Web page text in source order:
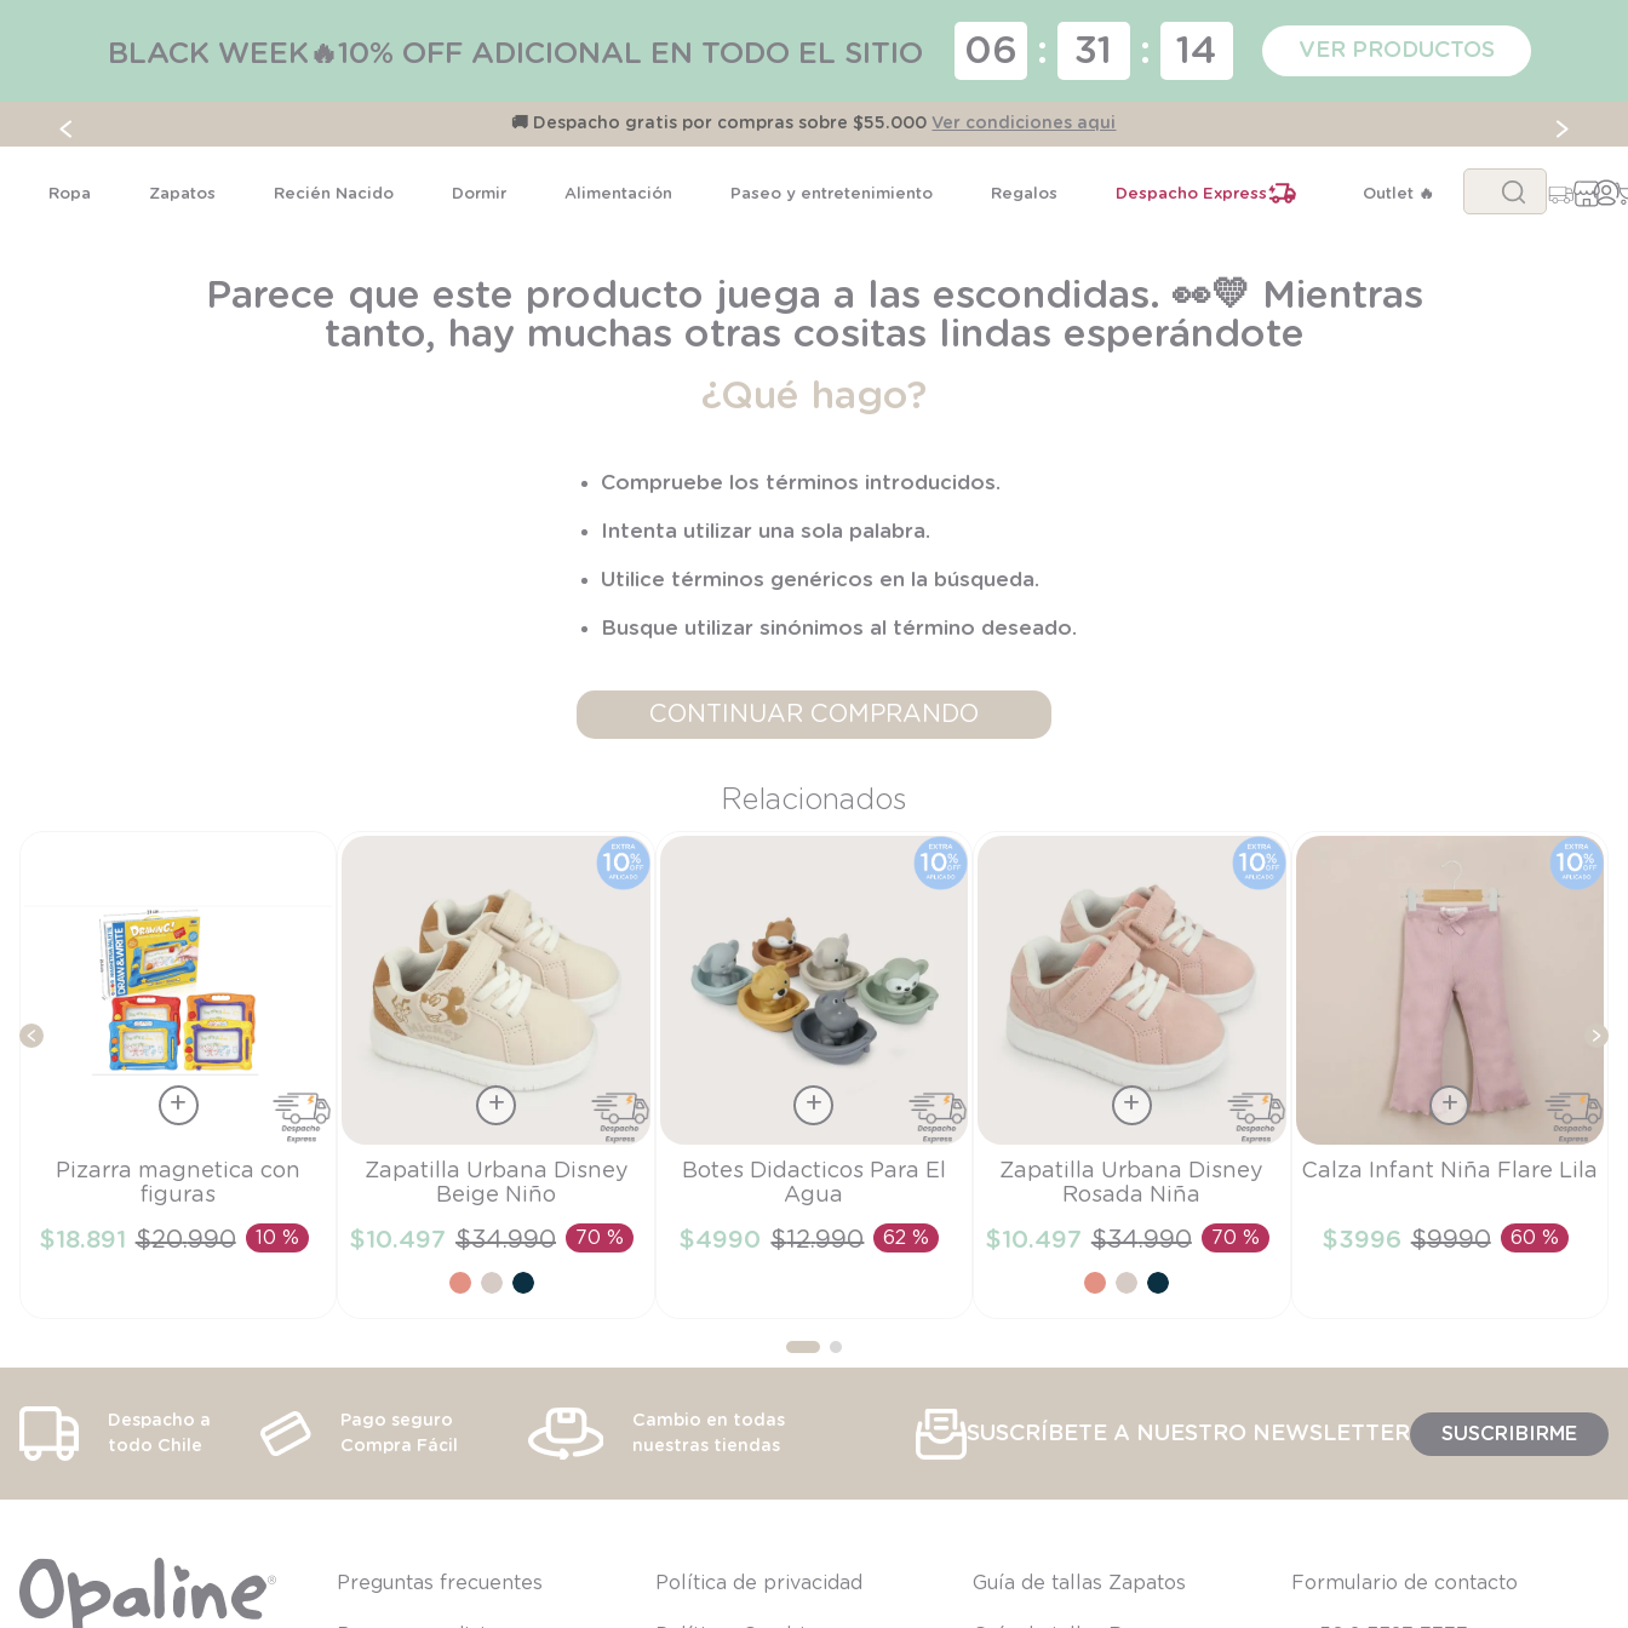
BLACK WEEK🔥10% OFF ADICIONAL EN TODO EL SITIO 06 : 31 : 14 VER PRODUCTOS
🚚 Despacho gratis por compras sobre $55.000 Ver condiciones aqui
Ropa Zapatos Recién Nacido Dormir Alimentación Paseo y entretenimiento Regalos Despacho Express Outlet 🔥
Buscar...
Parece que este producto juega a las escondidas. 👀💛 Mientras
tanto, hay muchas otras cositas lindas esperándote
¿Qué hago?
Compruebe los términos introducidos.
Intenta utilizar una sola palabra.
Utilice términos genéricos en la búsqueda.
Busque utilizar sinónimos al término deseado.
CONTINUAR COMPRANDO
Relacionados
Talla
AÑADIR AL CARRITO
Pizarra magnetica con
figuras
$18.891 $20.990 10 %
Talla
AÑADIR AL CARRITO
Zapatilla Urbana Disney
Beige Niño
$10.497 $34.990 70 %
Talla
AÑADIR AL CARRITO
Botes Didacticos Para El
Agua
$4990 $12.990 62 %
Talla
AÑADIR AL CARRITO
Zapatilla Urbana Disney
Rosada Niña
$10.497 $34.990 70 %
Talla
AÑADIR AL CARRITO
Calza Infant Niña Flare Lila
$3996 $9990 60 %
Despacho a
todo Chile
Pago seguro
Compra Fácil
Cambio en todas
nuestras tiendas
SUSCRÍBETE A NUESTRO NEWSLETTER SUSCRIBIRME
Preguntas frecuentes Política de privacidad Guía de tallas Zapatos Formulario de contacto
1.
pijama
2.
calcetines
3 .
zapatillas
5 .
manta
10. zapatillas niño